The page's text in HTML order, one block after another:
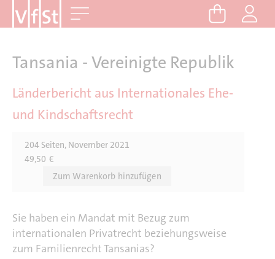
Tansania - Vereinigte Republik
Länderbericht aus Internationales Ehe-
und Kindschaftsrecht
204 Seiten, November 2021
49,50 €
Sie haben ein Mandat mit Bezug zum
internationalen Privatrecht beziehungsweise
zum Familienrecht Tansanias?